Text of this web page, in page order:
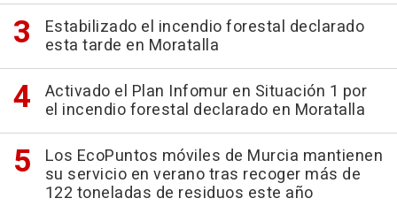
Estabilizado el incendio forestal declarado
esta tarde en Moratalla
Activado el Plan Infomur en Situación 1 por
el incendio forestal declarado en Moratalla
Los EcoPuntos móviles de Murcia mantienen
su servicio en verano tras recoger más de
122 toneladas de residuos este año